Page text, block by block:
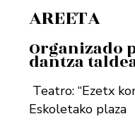
AREETA
Organizado
dantza
Teatro: “Ezetx
Eskoletako plaza